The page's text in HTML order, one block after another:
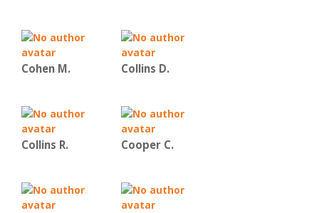
Cohen M. Collins D.
Collins R. Cooper C.